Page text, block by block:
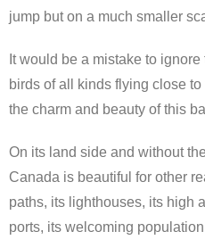
jump but on a much smaller
It would be a mistake to
birds of all kinds flying close
the charm and beauty of this
On its land side and without
Canada is beautiful for other
paths, its lighthouses, its high
ports, its welcoming